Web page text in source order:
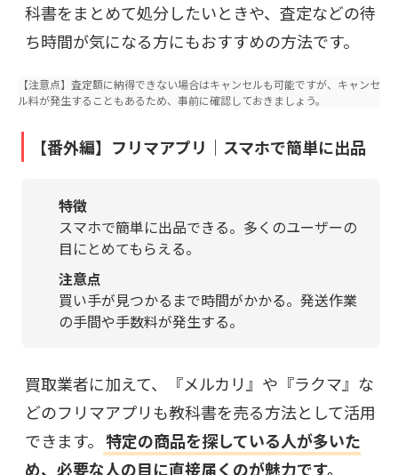
科書をまとめて処分したいときや、査定などの待
ち時間が気になる方にもおすすめの方法です。
【注意点】査定額に納得できない場合はキャンセルも可能ですが、キャンセ
ル料が発生することもあるため、事前に確認しておきましょう。
【番外編】フリマアプリ｜スマホで簡単に出品
特徴
スマホで簡単に出品できる。多くのユーザーの
目にとめてもらえる。
注意点
買い手が見つかるまで時間がかかる。発送作業
の手間や手数料が発生する。
買取業者に加えて、『メルカリ』や『ラクマ』な
どのフリマアプリも教科書を売る方法として活用
できます。 特定の商品を探している人が多いた
め、必要な人の目に直接届くのが魅力です。